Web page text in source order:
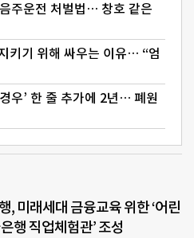
주운전 처벌법… 창호 같은
키기 위해 싸우는 이유… “엄
우’ 한 줄 추가에 2년… 폐원
, 미래세대 금융교육 위한 ‘어린
행 직업체험관’ 조성